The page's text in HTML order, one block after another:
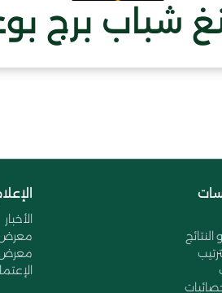
شباب برج
النتائج
الأخبار
معرض
معرض